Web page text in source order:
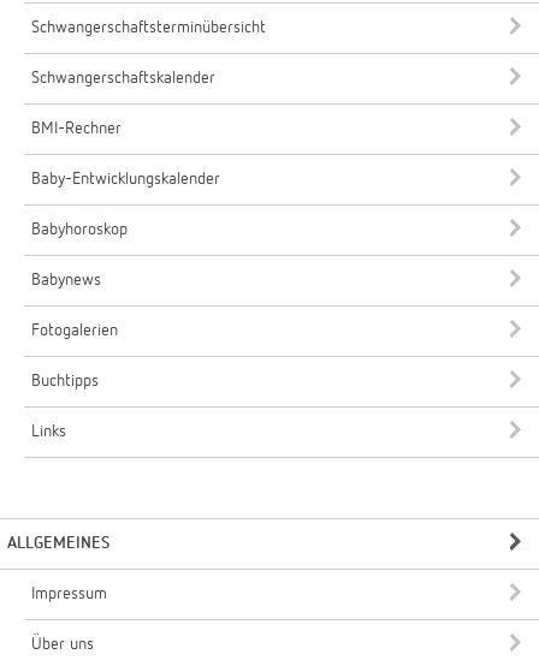
Schwangerschaftsterminübersicht
Schwangerschaftskalender
BMI-Rechner
Baby-Entwicklungskalender
Babyhoroskop
Babynews
Fotogalerien
Buchtipps
Links
ALLGEMEINES
Impressum
Über uns